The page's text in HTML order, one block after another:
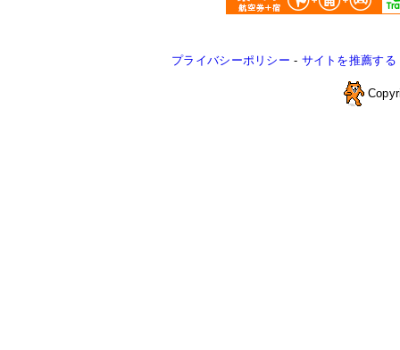
プライバシーポリシー - サイトを推薦する